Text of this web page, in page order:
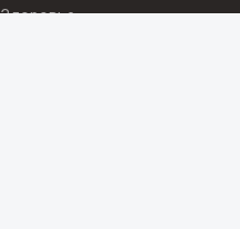
Здоровье